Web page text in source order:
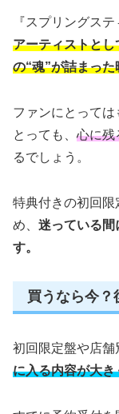
『スプリングス
アーティストと
の“魂”が詰まった
ファンにとって
とっても、 心に残
るでしょう。
特典付きの初回限
め、 迷っている間
す。
買うなら今？
初回限定盤や店舗
に入る内容が大き